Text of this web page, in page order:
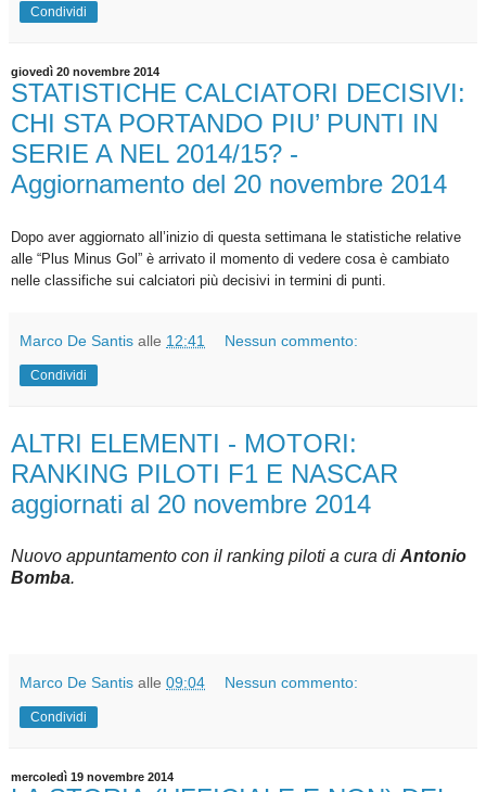
Condividi
giovedì 20 novembre 2014
STATISTICHE CALCIATORI DECISIVI:
CHI STA PORTANDO PIU’ PUNTI IN
SERIE A NEL 2014/15? -
Aggiornamento del 20 novembre 2014
Dopo aver aggiornato all’inizio di questa settimana le statistiche relative
alle “Plus Minus Gol” è arrivato il momento di vedere cosa è cambiato
nelle classifiche sui calciatori più decisivi in termini di punti.
Marco De Santis alle 12:41 Nessun commento:
Condividi
ALTRI ELEMENTI - MOTORI:
RANKING PILOTI F1 E NASCAR
aggiornati al 20 novembre 2014
Nuovo appuntamento con il ranking piloti a cura di Antonio
Bomba.
Marco De Santis alle 09:04 Nessun commento:
Condividi
mercoledì 19 novembre 2014